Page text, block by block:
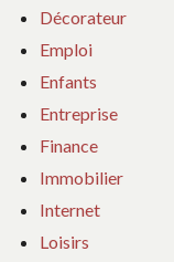
Décorateur
Emploi
Enfants
Entreprise
Finance
Immobilier
Internet
Loisirs